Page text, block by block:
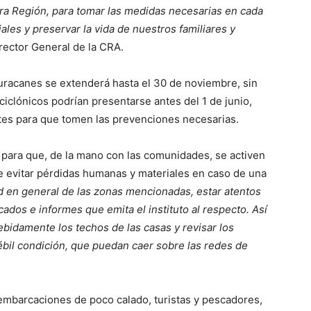
Región, para tomar las medidas necesarias en cada
y preservar la vida de nuestros familiares y
General de la CRA.
se extenderá hasta el 30 de noviembre, sin
podrían presentarse antes del 1 de junio,
para que tomen las prevenciones necesarias.
que, de la mano con las comunidades, se activen
pérdidas humanas y materiales en caso de una
en general de las zonas mencionadas, estar atentos
e informes que emita el instituto al respecto. Así
los techos de las casas y revisar los
condición, que puedan caer sobre las redes de
de poco calado, turistas y pescadores,